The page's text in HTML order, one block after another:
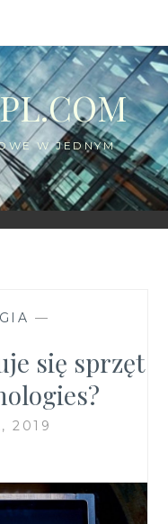
W JEDNYM
—
się sprzęt
2019